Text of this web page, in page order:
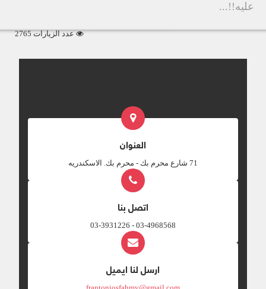
عليه!!...
عدد الزيارات 2765
العنوان
‎71 شارع محرم بك - محرم بك. الاسكندريه
اتصل بنا
03-4968568 - 03-3931226
ارسل لنا ايميل